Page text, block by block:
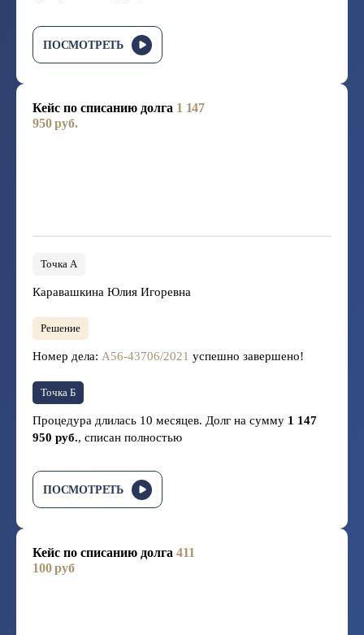
ПОСМОТРЕТЬ
Кейс по списанию долга 1 147
950 руб.
Точка А
Каравашкина Юлия Игоревна
Решение
Номер дела: А56-43706/2021 успешно завершено!
Точка Б
Процедура длилась 10 месяцев. Долг на сумму 1 147
950 руб., списан полностью
ПОСМОТРЕТЬ
Кейс по списанию долга 411
100 руб